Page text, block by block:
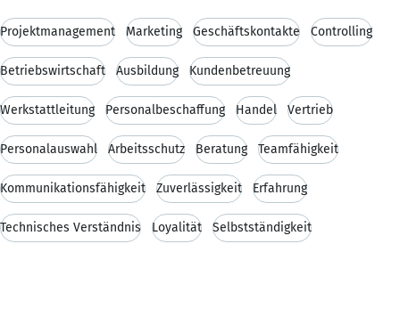
Projektmanagement Marketing Geschäftskontakte Controlling
Betriebswirtschaft Ausbildung Kundenbetreuung
Werkstattleitung Personalbeschaffung Handel Vertrieb
Personalauswahl Arbeitsschutz Beratung Teamfähigkeit
Kommunikationsfähigkeit Zuverlässigkeit Erfahrung
Technisches Verständnis Loyalität Selbstständigkeit